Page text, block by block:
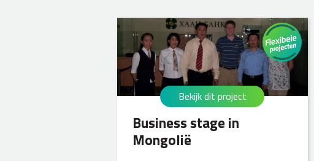
Business stage in
Mongolië
Bekijk dit project